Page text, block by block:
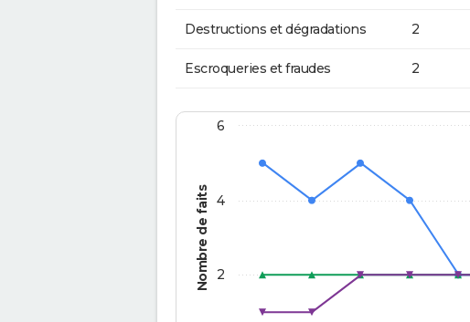
Destructions et dégradations 2
Escroqueries et fraudes 2
Nombre de faits 2
4
6